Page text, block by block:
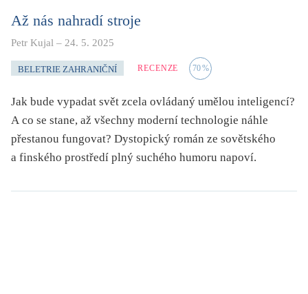
Až nás nahradí stroje
Petr Kujal – 24. 5. 2025
BELETRIE ZAHRANIČNÍ RECENZE 70%
Jak bude vypadat svět zcela ovládaný umělou inteligencí?
A co se stane, až všechny moderní technologie náhle
přestanou fungovat? Dystopický román ze sovětského
a finského prostředí plný suchého humoru napoví.